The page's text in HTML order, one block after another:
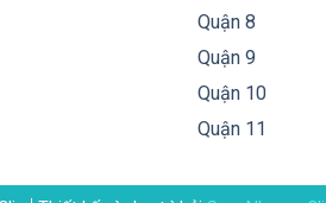
Quận 8
Quận 9
Quận 10
Quận 11